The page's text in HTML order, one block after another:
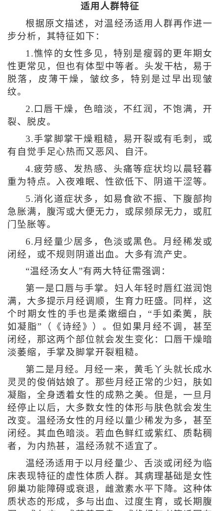
适用人群特征
根据原文描述，对温经汤适用人群再作进一
步分析，其特征如下：
1.憔悴的女性多见，特别是瘦弱的更年期女
性更常见，但也有体型中等者。头发干枯，易于
脱落，皮薄干燥，皱纹多，特别是过早出现皱
纹。
2.口唇干燥，色暗淡，不红润，不饱满，开
裂、脱皮。
3.手掌脚掌干燥粗糙，易开裂或有毛刺，或
有自觉手足心热而又恶风、自汗。
4.疲劳感、发热感、头痛等症状均以晨轻暮
重为特点。入夜难眠、性欲低下、阴道干涩等。
5.消化道症状多，如易食欲不振、下腹部拘
急胀满，腹泻或大便无力，或尿频尿无力，或肛
门坠胀等。
6.月经量少居多，色淡或黑色。月经稀发或
闭经，或不规则阴道出血。大多有流产史。
“温经汤女人”有两大特征需强调：
第一是口唇与手掌。妇人年轻时唇红滋润饱
满，大多提示月经调顺，生育力旺盛。同样，这
个时期女性的手也是柔嫩细白，“手如柔荑，肤
如凝脂”（《诗经》）。但如果月经不调，甚至
闭经，那这两个部位就会发生变化：口唇干燥暗
淡萎缩，手掌及脚掌开裂粗糙。
第二是月经。月经一来，黄毛丫头就长成水
灵灵的俊俏姑娘了。那些月经正常的少妇，肤如
凝脂，全身透着女性的成熟之美。但是，一旦月
经停止以后，大多数女性的体形与肤色就会发生
改变。温经汤女性的月经以量少稀发为多，甚至
闭经。其血色暗淡。若血色鲜红或紫红、质黏稠
者，为内热甚，温经汤就不适宜了。
温经汤适用于以月经量少、舌淡或闭经为临
床表现特征的虚性体质人群。其病理基础是女性
卵巢功能障碍或衰退，雌激素水平下降。这种体
质状态的形成，多与出血、过度生育，或长期腹